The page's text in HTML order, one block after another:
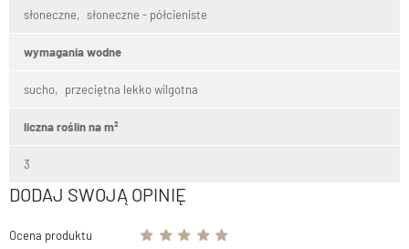
słoneczne słoneczne - półcieniste
wymagania wodne
sucho przeciętna lekko wilgotna
liczna roślin na m²
3
DODAJ SWOJĄ OPINIĘ
Ocena produktu